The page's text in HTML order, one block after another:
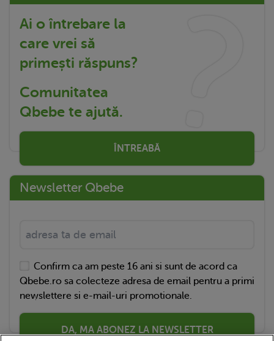
Ai o întrebare la
care vrei să
primești răspuns?
Comunitatea
Qbebe te ajută.
ÎNTREABĂ
Newsletter Qbebe
Confirm ca am peste 16 ani si sunt de acord ca
Qbebe.ro sa colecteze adresa de email pentru a primi
newslettere si e-mail-uri promotionale.
DA, MA ABONEZ LA NEWSLETTER